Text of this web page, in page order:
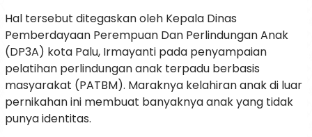
Hal tersebut ditegaskan oleh Kepala Dinas
Pemberdayaan Perempuan Dan Perlindungan Anak
(DP3A) kota Palu, Irmayanti pada penyampaian
pelatihan perlindungan anak terpadu berbasis
masyarakat (PATBM). Maraknya kelahiran anak di luar
pernikahan ini membuat banyaknya anak yang tidak
punya identitas.